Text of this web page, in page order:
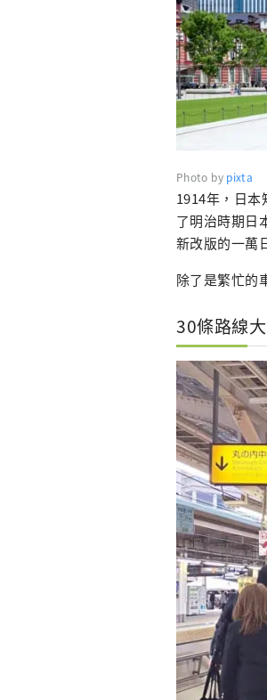
Photo by pixta
1914年，日
了明治時期日
新改版的一萬
除了是繁忙的
30條路線